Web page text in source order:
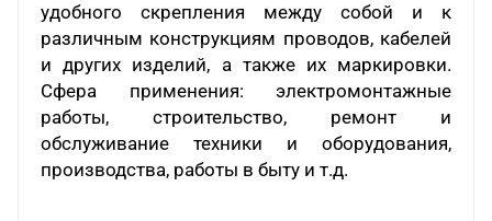
удобного скрепления между собой и к
различным конструкциям проводов, кабелей
и других изделий, а также их маркировки.
Сфера применения: электромонтажные
работы, строительство, ремонт и
обслуживание техники и оборудования,
производства, работы в быту и т.д.